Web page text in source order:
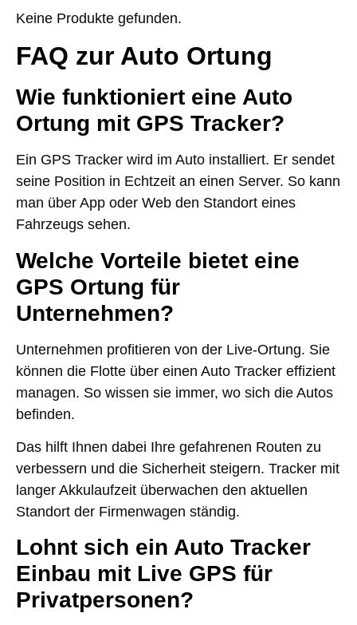
Keine Produkte gefunden.
FAQ zur Auto Ortung
Wie funktioniert eine Auto
Ortung mit GPS Tracker?
Ein GPS Tracker wird im Auto installiert. Er sendet
seine Position in Echtzeit an einen Server. So kann
man über App oder Web den Standort eines
Fahrzeugs sehen.
Welche Vorteile bietet eine
GPS Ortung für
Unternehmen?
Unternehmen profitieren von der Live-Ortung. Sie
können die Flotte über einen Auto Tracker effizient
managen. So wissen sie immer, wo sich die Autos
befinden.
Das hilft Ihnen dabei Ihre gefahrenen Routen zu
verbessern und die Sicherheit steigern. Tracker mit
langer Akkulaufzeit überwachen den aktuellen
Standort der Firmenwagen ständig.
Lohnt sich ein Auto Tracker
Einbau mit Live GPS für
Privatpersonen?